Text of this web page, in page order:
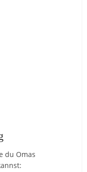
du Omas